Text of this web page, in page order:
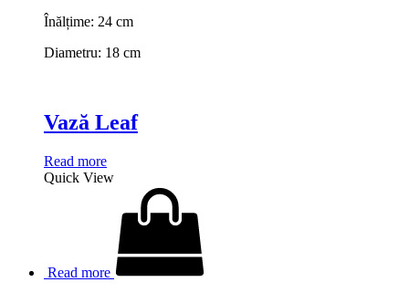
Înălțime: 24 cm
Diametru: 18 cm
Vază Leaf
Read more
Quick View
Read more